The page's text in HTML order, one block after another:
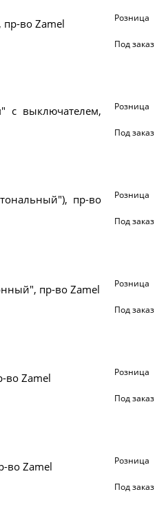
во Zamel Розница
Под заказ
с выключателем,
Розница
Под заказ
пр-во
Розница
Под заказ
пр-во Zamel Розница
Под заказ
во Zamel Розница
Под заказ
во Zamel Розница
Под заказ